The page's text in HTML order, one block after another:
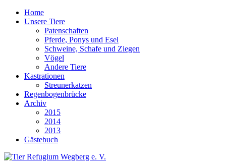
Home
Unsere Tiere
Patenschaften
Pferde, Ponys und Esel
Schweine, Schafe und Ziegen
Vögel
Andere Tiere
Kastrationen
Streunerkatzen
Regenbogenbrücke
Archiv
2015
2014
2013
Gästebuch